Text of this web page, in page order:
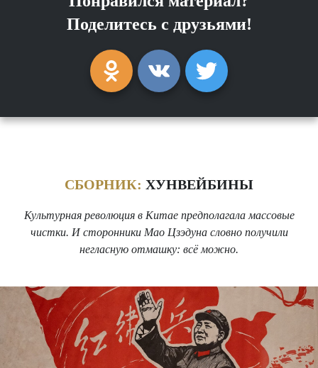
Поделитесь с друзьями!
СБОРНИК: ХУНВЕЙБИНЫ
Культурная революция в Китае предполагала массовые
чистки. И сторонники Мао Цзэдуна словно получили
негласную отмашку: всё можно.